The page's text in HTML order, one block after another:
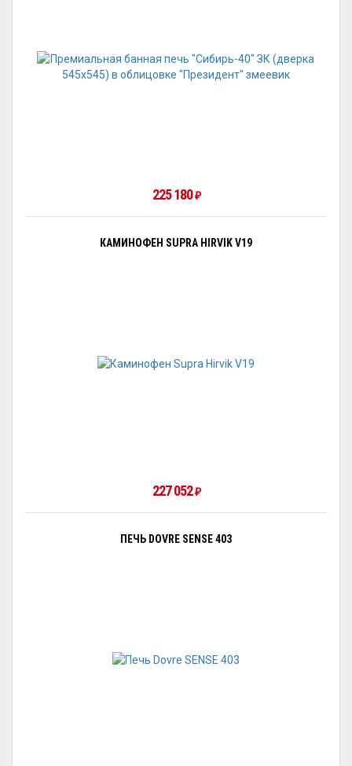
225 180 ₽
КАМИНОФЕН SUPRA HIRVIK V19
227 052 ₽
ПЕЧЬ DOVRE SENSE 403